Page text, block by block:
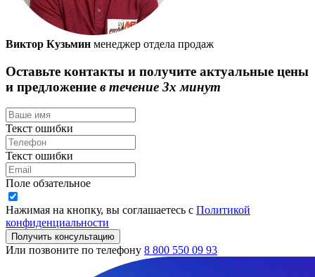
Виктор Кузьмин менеджер отдела продаж
Оставьте контакты и получите актуальные цены
и предложение в течение 3х минут
Текст ошибки
Текст ошибки
Поле обзательное
Нажимая на кнопку, вы соглашаетесь с Политикой
конфиденциальности
Получить консультацию
Или позвоните по телефону 8 800 550 09 93